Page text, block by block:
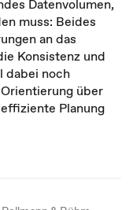
Datenvolumen,
muss: Beides
an das
Konsistenz und
dabei noch
über
Planung